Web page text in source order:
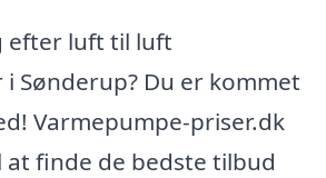
efter luft til luft
Sønderup? Du er kommet
Varmepumpe-priser.dk
finde de bedste tilbud